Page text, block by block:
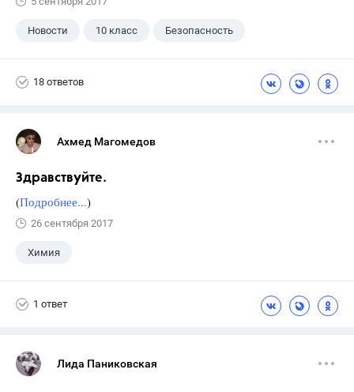
Новости 10 класс Безопасность
18 ответов
Ахмед Магомедов
Здравствуйте.
(Подробнее...)
26 сентября 2017
Химия
1 ответ
Лида Паниковская